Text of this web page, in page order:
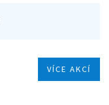
VÍCE AKCÍ